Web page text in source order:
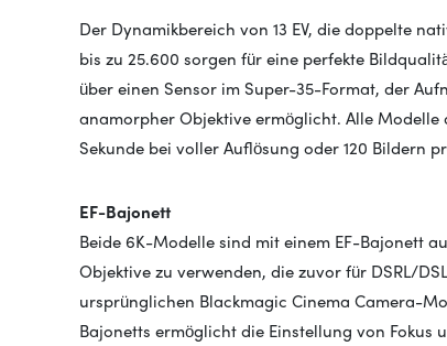
Der Dynamikbereich von 13 EV, die doppelte
bis zu 25.600 sorgen für eine perfekte
über einen Sensor im Super-35-Format, der
anamorpher Objektive ermöglicht. Alle
Sekunde bei voller Auflösung oder 120 Bildern
EF-Bajonett
Beide 6K-Modelle sind mit einem EF-Bajonett
Objektive zu verwenden, die zuvor für DSRL/
ursprünglichen Blackmagic Cinema Camera-
Bajonetts ermöglicht die Einstellung von Fokus